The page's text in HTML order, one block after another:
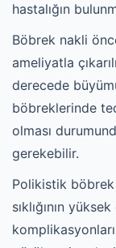
hastalığın
Böbrek nakli
ameliyatla
derecede
böbreklerinde
olması
gerekebilir.
Polikistik
sıklığının